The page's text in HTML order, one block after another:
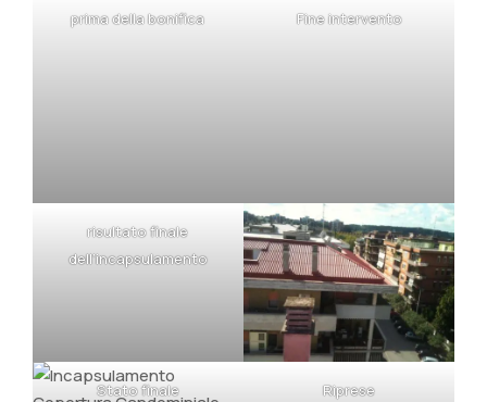
prima della bonifica Fine intervento
risultato finale
dell’incapsulamento
Stato finale
Riprese